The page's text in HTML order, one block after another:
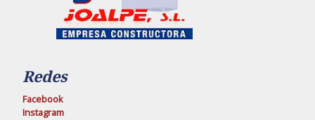
Redes
Facebook
Instagram